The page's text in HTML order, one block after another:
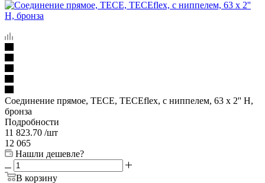
Соединение прямое, TECE, TECEflex, с ниппелем, 63 х 2'' Н,
бронза
Подробности
11 823.70 /шт
12 065
Нашли дешевле?
В корзину